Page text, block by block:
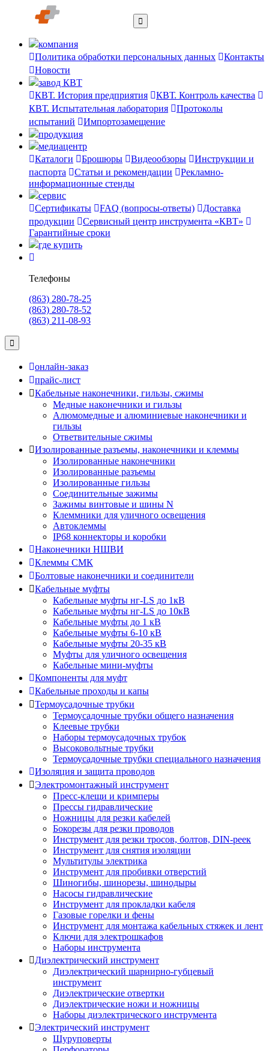
компания
Политика обработки персональных данных
Контакты
Новости
завод КВТ
КВТ. История предприятия
КВТ. Контроль качества
КВТ. Испытательная лаборатория
Протоколы
испытаний
Импортозамещение
продукция
медиацентр
Каталоги
Брошюры Видеообзоры
Инструкции и
паспорта
Статьи и рекомендации
Рекламно-
информационные стенды
сервис
Сертификаты
FAQ (вопросы-ответы)
Доставка
продукции
Сервисный центр инструмента «КВТ»
Гарантийные сроки
где купить
Телефоны
(863) 280-78-25
(863) 280-78-52
(863) 211-08-93
онлайн-заказ
прайс-лист
Кабельные наконечники, гильзы, сжимы
Медные наконечники и гильзы
Алюмомедные и алюминиевые наконечники и
гильзы
Ответвительные сжимы
Изолированные разъемы, наконечники и клеммы
Изолированные наконечники
Изолированные разъемы
Изолированные гильзы
Соединительные зажимы
Зажимы винтовые и шины N
Клеммники для уличного освещения
Автоклеммы
IP68 коннекторы и коробки
Наконечники НШВИ
Клеммы СМК
Болтовые наконечники и соединители
Кабельные муфты
Кабельные муфты нг-LS до 1кВ
Кабельные муфты нг-LS до 10кВ
Кабельные муфты до 1 кВ
Кабельные муфты 6-10 кВ
Кабельные муфты 20-35 кВ
Муфты для уличного освещения
Кабельные мини-муфты
Компоненты для муфт
Кабельные проходы и капы
Термоусадочные трубки
Термоусадочные трубки общего назначения
Клеевые трубки
Наборы термоусадочных трубок
Высоковольтные трубки
Термоусадочные трубки специального назначения
Изоляция и защита проводов
Электромонтажный инструмент
Пресс-клещи и кримперы
Прессы гидравлические
Ножницы для резки кабелей
Бокорезы для резки проводов
Инструмент для резки тросов, болтов, DIN-реек
Инструмент для снятия изоляции
Мультитулы электрика
Инструмент для пробивки отверстий
Шиногибы, шинорезы, шинодыры
Насосы гидравлические
Инструмент для прокладки кабеля
Газовые горелки и фены
Инструмент для монтажа кабельных стяжек и лент
Ключи для электрошкафов
Наборы инструмента
Диэлектрический инструмент
Диэлектрический шарнирно-губцевый
инструмент
Диэлектрические отвертки
Диэлектрические ножи и ножницы
Наборы диэлектрического инструмента
Электрический инструмент
Шуруповерты